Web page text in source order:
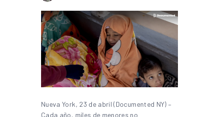
Nueva York, 23 de abril (Documented NY) –
Cada año, miles de menores no